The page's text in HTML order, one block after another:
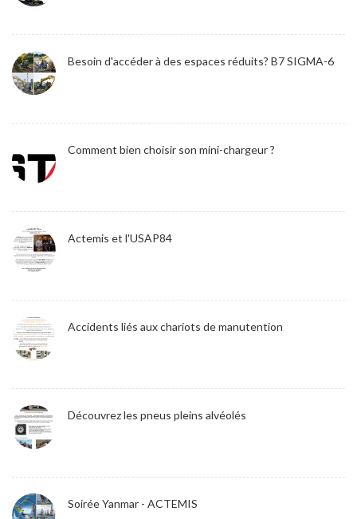
Besoin d'accéder à des espaces réduits? B7 SIGMA-6
Comment bien choisir son mini-chargeur ?
Actemis et l'USAP84
Accidents liés aux chariots de manutention
Découvrez les pneus pleins alvéolés
Soirée Yanmar - ACTEMIS